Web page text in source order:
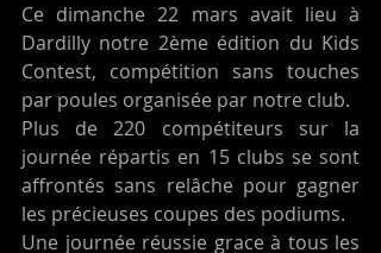
Ce dimanche 22 mars avait lieu à
Dardilly notre 2ème édition du Kids
Contest, compétition sans touches
par poules organisée par notre club.
Plus de 220 compétiteurs sur la
journée répartis en 15 clubs se sont
affrontés sans relâche pour gagner
les précieuses coupes des podiums.
Une journée réussie grace à tous les